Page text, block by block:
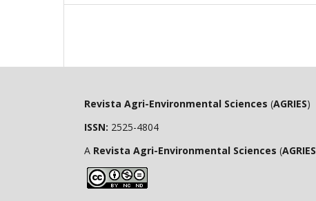
Revista Agri-Environmental Sciences (AGRIES)
ISSN: 2525-4804
A Revista Agri-Environmental Sciences (AGRIES